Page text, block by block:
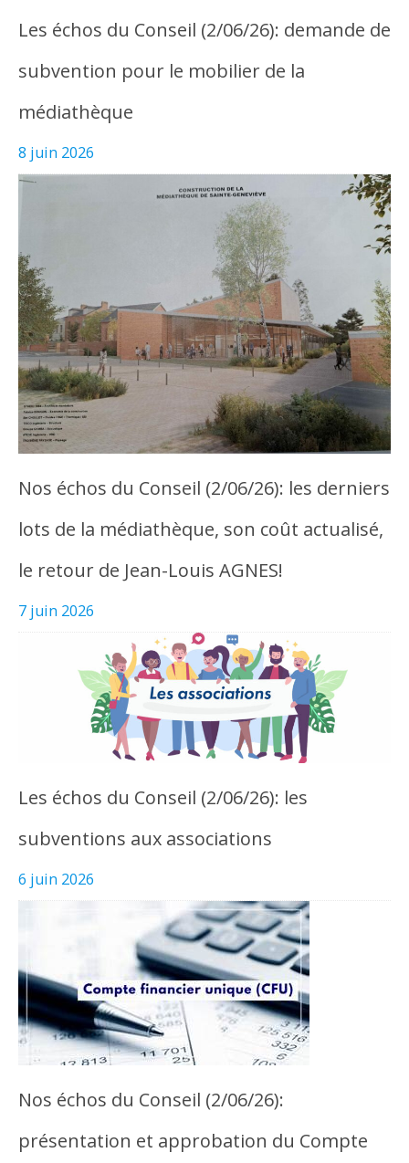
Les échos du Conseil (2/06/26): demande de
subvention pour le mobilier de la
médiathèque
8 juin 2026
Nos échos du Conseil (2/06/26): les derniers
lots de la médiathèque, son coût actualisé,
le retour de Jean-Louis AGNES!
7 juin 2026
Les échos du Conseil (2/06/26): les
subventions aux associations
6 juin 2026
Nos échos du Conseil (2/06/26):
présentation et approbation du Compte